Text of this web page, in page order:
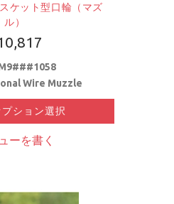
ケット型口輪（マズ
ル）
Wire Muzzle
プション選択
ーを書く